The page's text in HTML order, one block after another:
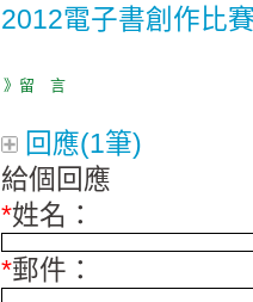
2012電子書創作比
》留 言
回應(1筆)
給個回應
*姓名：
*郵件：